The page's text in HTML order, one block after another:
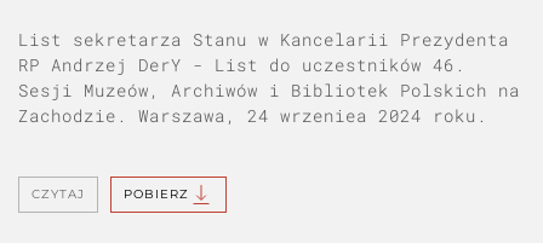
List sekretarza Stanu w Kancelarii Prezydenta
RP Andrzej DerY - List do uczestników 46.
Sesji Muzeów, Archiwów i Bibliotek Polskich na
Zachodzie. Warszawa, 24 wrzeniea 2024 roku.
CZYTAJ POBIERZ